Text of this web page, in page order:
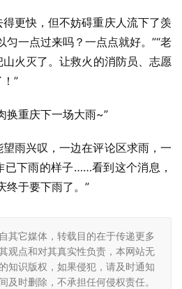
更快，但不妨碍重庆人流下了羡
匀一点过来吗？一点点就好。”“老
火灭了。让救火的消防员、志愿
”
换重庆下一场大雨~”
雨兴叹，一边在评论区求雨，一
已下雨的样子……看到这个消息，
终于要下雨了。”
其它媒体，转载目的在于传递更多
观点和对其真实性负责，本网站无
知识版权，如果侵犯，请及时通知
及时删除，不承担任何侵权责任。